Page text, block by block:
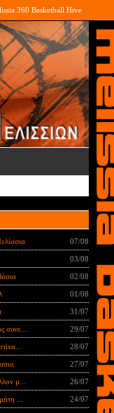
360 Basketball Hive
07/08
03/08
02/08
01/08
31/07
συνε... 29/07
28/07
27/07
μ... 26/07
... 24/07